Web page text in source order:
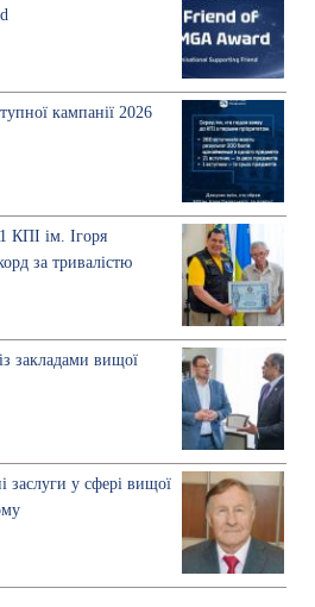
кампанії 2026
КПІ ім. Ігоря
за тривалістю
закладами вищої
заслуги у сфері вищої